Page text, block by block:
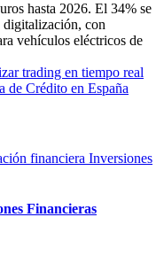
hasta 2026. El 34% se
digitalización, con
vehículos eléctricos de
trading en tiempo real
de Crédito en España
financiera Inversiones
Financieras